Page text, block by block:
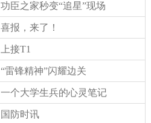
功臣之家秒变“追星”现场
喜报，来了！
上接T1
“雷锋精神”闪耀边关
一个大学生兵的心灵笔记
国防时讯